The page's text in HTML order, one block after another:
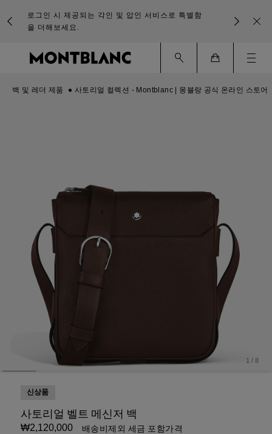
로그인 시 제공되는 각인 및 압인 서비스로 특별함
을 더해보세요.
백 및 레더 제품 사토리얼 컬렉션 - Montblanc | 몽블랑 공식 온라인 스토어
1 / 8
신상품
사토리얼 벨트 메신저 백
₩2,120,000 배송비제외 세금 포함가격